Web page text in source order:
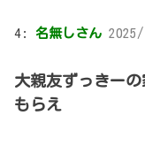
4: 名無しさん
大親友ずっきー
もらえ